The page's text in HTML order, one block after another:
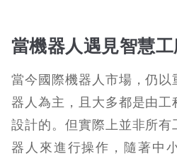
當機器人遇見智慧
當今國際機器人市場，仍
器人為主，且大多都是由工
設計的。但實際上並非所
器人來進行操作，隨著中